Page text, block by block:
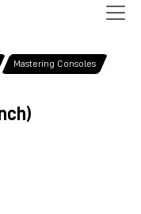
Mastering Consoles